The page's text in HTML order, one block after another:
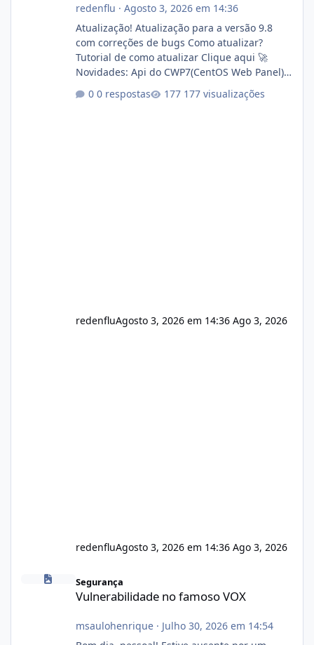
redenflu · Agosto 3, 2026 em 14:36
Atualização! Atualização para a versão 9.8
com correções de bugs Como atualizar?
Tutorial de como atualizar Clique aqui 🚀
Novidades: Api do CWP7(CentOS Web Panel)
autorizado a usasr o isistem:
0 respostas 177 visualizações
redenfluAgosto 3, 2026 em 14:36 Ago 3, 2026
redenfluAgosto 3, 2026 em 14:36 Ago 3, 2026
Vulnerabilidade no famoso VOX
Segurança
Vulnerabilidade no famoso VOX
msaulohenrique· Julho 30, 2026 em 14:54